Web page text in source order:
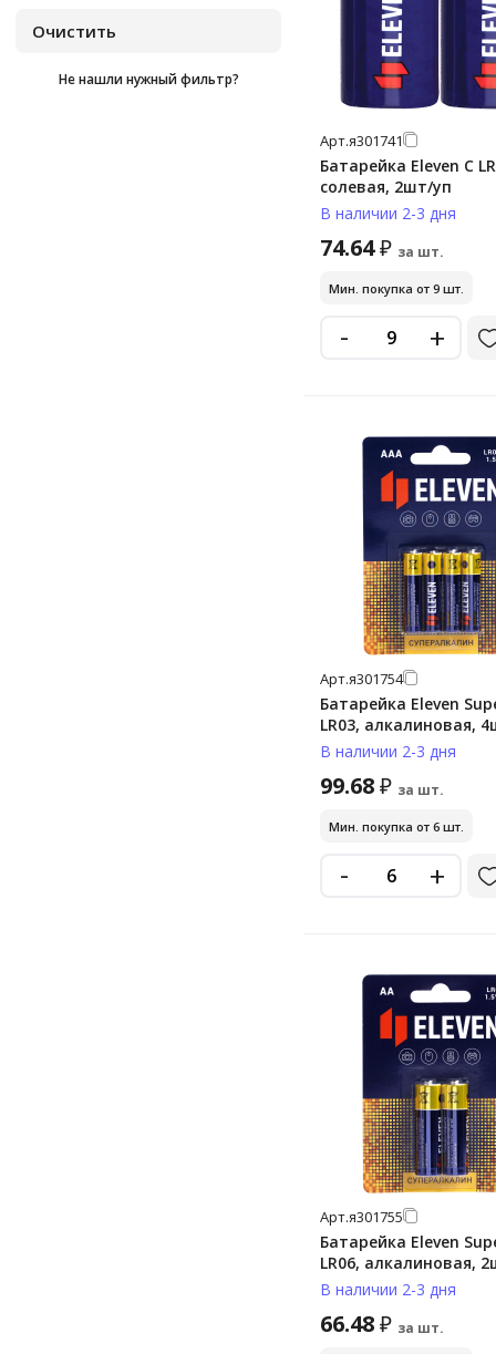
cr2450
Не нашли нужный фильтр?
Арт.я301741
Батарейка Eleven C
солевая, 2шт/уп
В наличии 2-3 дня
74.64₽ за шт.
Мин. покупка от 9 шт.
- +
Арт.я301754
Батарейка Eleven
LR03, алкалиновая,
В наличии 2-3 дня
99.68₽ за шт.
Мин. покупка от 6 шт.
- +
Арт.я301755
Батарейка Eleven
LR06, алкалиновая,
В наличии 2-3 дня
66.48₽ за шт.